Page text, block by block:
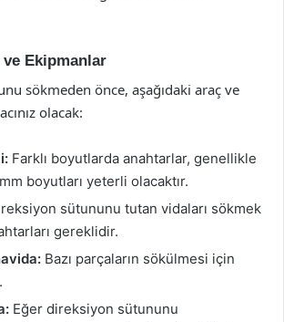
Ekipmanlar
sökmeden önce, aşağıdaki araç ve
olacak:
Farklı boyutlarda anahtarlar, genellikle
boyutları yeterli olacaktır.
sütununu tutan vidaları sökmek
gereklidir.
Bazı parçaların sökülmesi için
Eğer direksiyon sütununu